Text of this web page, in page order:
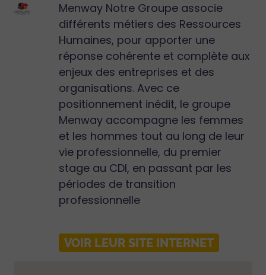
Menway Notre Groupe associe
différents métiers des Ressources
Humaines, pour apporter une
réponse cohérente et complète aux
enjeux des entreprises et des
organisations. Avec ce
positionnement inédit, le groupe
Menway accompagne les femmes
et les hommes tout au long de leur
vie professionnelle, du premier
stage au CDI, en passant par les
périodes de transition
professionnelle
VOIR LEUR SITE INTERNET